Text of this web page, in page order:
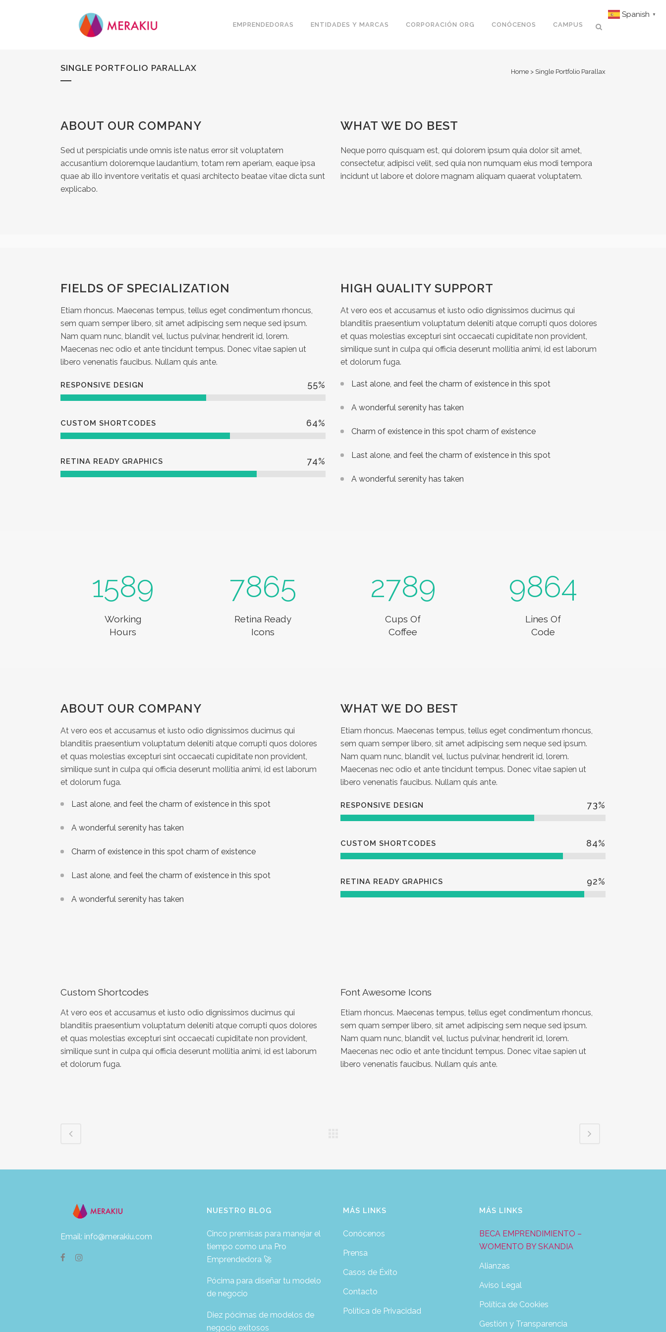
EMPRENDEDORAS ENTIDADES Y MARCAS CORPORACIÓN ORG CONÓCENOS CAMPUS
SINGLE PORTFOLIO PARALLAX Home > Single Portfolio Parallax
ABOUT OUR COMPANY
Sed ut perspiciatis unde omnis iste natus error sit voluptatem
accusantium doloremque laudantium, totam rem aperiam, eaque ipsa
quae ab illo inventore veritatis et quasi architecto beatae vitae dicta sunt
explicabo.
WHAT WE DO BEST
Neque porro quisquam est, qui dolorem ipsum quia dolor sit amet,
consectetur, adipisci velit, sed quia non numquam eius modi tempora
incidunt ut labore et dolore magnam aliquam quaerat voluptatem.
FIELDS OF SPECIALIZATION
Etiam rhoncus. Maecenas tempus, tellus eget condimentum rhoncus,
sem quam semper libero, sit amet adipiscing sem neque sed ipsum.
Nam quam nunc, blandit vel, luctus pulvinar, hendrerit id, lorem.
Maecenas nec odio et ante tincidunt tempus. Donec vitae sapien ut
libero venenatis faucibus. Nullam quis ante.
RESPONSIVE DESIGN 55%
CUSTOM SHORTCODES 64%
RETINA READY GRAPHICS 74%
HIGH QUALITY SUPPORT
At vero eos et accusamus et iusto odio dignissimos ducimus qui
blanditiis praesentium voluptatum deleniti atque corrupti quos dolores
et quas molestias excepturi sint occaecati cupiditate non provident,
similique sunt in culpa qui officia deserunt mollitia animi, id est laborum
et dolorum fuga.
Last alone, and feel the charm of existence in this spot
A wonderful serenity has taken
Charm of existence in this spot charm of existence
Last alone, and feel the charm of existence in this spot
A wonderful serenity has taken
1589
Working
Hours
7865
Retina Ready
Icons
2789
Cups Of
Coffee
9864
Lines Of
Code
ABOUT OUR COMPANY
At vero eos et accusamus et iusto odio dignissimos ducimus qui
blanditiis praesentium voluptatum deleniti atque corrupti quos dolores
et quas molestias excepturi sint occaecati cupiditate non provident,
similique sunt in culpa qui officia deserunt mollitia animi, id est laborum
et dolorum fuga.
Last alone, and feel the charm of existence in this spot
A wonderful serenity has taken
Charm of existence in this spot charm of existence
Last alone, and feel the charm of existence in this spot
A wonderful serenity has taken
WHAT WE DO BEST
Etiam rhoncus. Maecenas tempus, tellus eget condimentum rhoncus,
sem quam semper libero, sit amet adipiscing sem neque sed ipsum.
Nam quam nunc, blandit vel, luctus pulvinar, hendrerit id, lorem.
Maecenas nec odio et ante tincidunt tempus. Donec vitae sapien ut
libero venenatis faucibus. Nullam quis ante.
RESPONSIVE DESIGN 73%
CUSTOM SHORTCODES 84%
RETINA READY GRAPHICS 92%
Custom Shortcodes
At vero eos et accusamus et iusto odio dignissimos ducimus qui
blanditiis praesentium voluptatum deleniti atque corrupti quos dolores
et quas molestias excepturi sint occaecati cupiditate non provident,
similique sunt in culpa qui officia deserunt mollitia animi, id est laborum
et dolorum fuga.
Font Awesome Icons
Etiam rhoncus. Maecenas tempus, tellus eget condimentum rhoncus,
sem quam semper libero, sit amet adipiscing sem neque sed ipsum.
Nam quam nunc, blandit vel, luctus pulvinar, hendrerit id, lorem.
Maecenas nec odio et ante tincidunt tempus. Donec vitae sapien ut
libero venenatis faucibus. Nullam quis ante.
Email: info@merakiu.com
NUESTRO BLOG
Cinco premisas para manejar el
tiempo como una Pro
Emprendedora 🚀
Pócima para diseñar tu modelo
de negocio
Diez pócimas de modelos de
negocio exitosos
MÁS LINKS
Conócenos
Prensa
Casos de Éxito
Contacto
Política de Privacidad
MÁS LINKS
BECA EMPRENDIMIENTO –
WOMENTO BY SKANDIA
Alianzas
Aviso Legal
Política de Cookies
Gestión y Transparencia
Spanish ▼